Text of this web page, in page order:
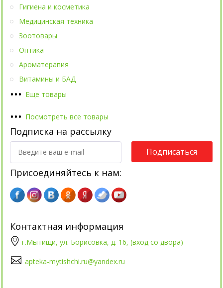
••• Еще товары
Гигиена и косметика
Медицинская техника
Зоотовары
Оптика
Ароматерапия
Витамины и БАД
••• Посмотреть все товары
Подписка на рассылку
Подписаться
Присоединяйтесь к нам:
Контактная информация
г.Мытищи, ул. Борисовка, д. 16, (вход со двора)
apteka-mytishchi.ru@yandex.ru